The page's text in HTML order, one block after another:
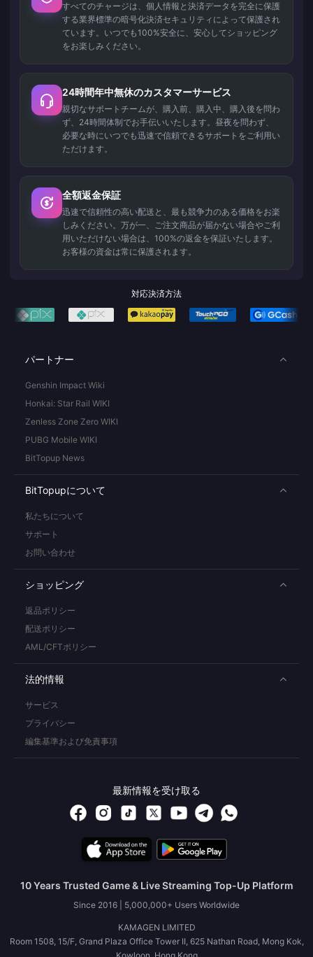
すべてのチャージは、個人情報と決済データを完全に保護
する業界標準の暗号化決済セキュリティによって保護され
ています。いつでも100%安全に、安心してショッピング
をお楽しみください。
24時間年中無休のカスタマーサービス
親切なサポートチームが、購入前、購入中、購入後を問わ
ず、24時間体制でお手伝いいたします。昼夜を問わず、
必要な時にいつでも迅速で信頼できるサポートをご利用い
ただけます。
全額返金保証
迅速で信頼性の高い配送と、最も競争力のある価格をお楽
しみください。万が一、ご注文商品が届かない場合やご利
用いただけない場合は、100%の返金を保証いたします。
お客様の資金は常に保護されます。
対応決済方法
パートナー
Genshin Impact Wiki
Honkai: Star Rail WIKI
Zenless Zone Zero WIKI
PUBG Mobile WIKI
BitTopup News
BitTopupについて
私たちについて
サポート
お問い合わせ
ショッピング
返品ポリシー
配送ポリシー
AML/CFTポリシー
法的情報
サービス
プライバシー
編集基準および免責事項
最新情報を受け取る
10 Years Trusted Game & Live Streaming Top-Up Platform
Since 2016 | 5,000,000+ Users Worldwide
KAMAGEN LIMITED
Room 1508, 15/F, Grand Plaza Office Tower II, 625 Nathan Road, Mong Kok,